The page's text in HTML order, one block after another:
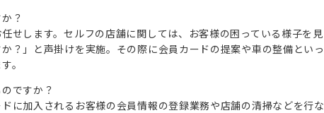
？
せします。セルフの店舗に関しては、お客様の困っている様子を見
？」と声掛けを実施。その際に会員カードの提案や車の整備といっ
。
ですか？
に加入されるお客様の会員情報の登録業務や店舗の清掃などを行な